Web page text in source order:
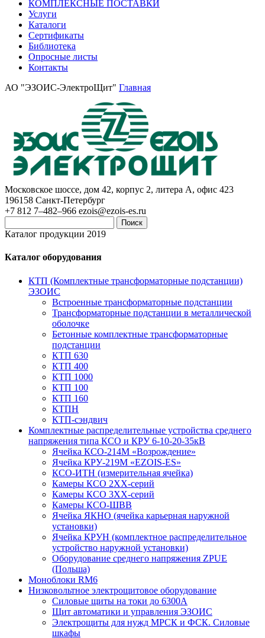
КОМПЛЕКСНЫЕ ПОСТАВКИ
Услуги
Каталоги
Сертификаты
Библиотека
Опросные листы
Контакты
АО "ЭЗОИС-ЭлектроЩит" Главная
Московское шоссе, дом 42, корпус 2, литера А, офис 423
196158 Санкт-Петербург
+7 812 7–482–966 ezois@ezois-es.ru
Поиск
Каталог продукции 2019
Каталог оборудования
КТП (Комплектные трансформаторные подстанции)
ЭЗОИС
Встроенные трансформаторные подстанции
Трансформаторные подстанции в металлической
оболочке
Бетонные комплектные трансформаторные
подстанции
КТП 630
КТП 400
КТП 1000
КТП 100
КТП 160
КТПН
КТП-сэндвич
Комплектные распределительные устройства среднего
напряжения типа КСО и КРУ 6-10-20-35кВ
Ячейка КСО-214М «Возрождение»
Ячейка КРУ-219М «EZOIS-ES»
КСО-ИТН (измерительная ячейка)
Камеры КСО 2ХХ-серий
Камеры КСО 3ХХ-серий
Камеры КСО-ШВВ
Ячейка ЯКНО (ячейка карьерная наружной
установки)
Ячейка КРУН (комплектное распределительное
устройство наружной установки)
Оборудование среднего напряжения ZPUE
(Польша)
Моноблоки RM6
Низковольтное электрощитовое оборудование
Силовые щиты на токи до 6300А
Щит автоматики и управления ЭЗОИС
Электрощиты для нужд МРСК и ФСК. Силовые
шкафы